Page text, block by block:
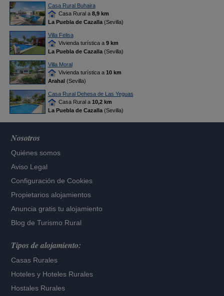
Casa Rural Buhaira
Casa Rural a 8,9 km
La Puebla de Cazalla(Sevilla)
Villa Felisa
Vivienda turística a 9 km
La Puebla de Cazalla(Sevilla)
Villa Moral
Vivienda turística a 10 km
Arahal(Sevilla)
Casa Rural Dehesa de Las Yeguas
Casa Rural a 10,2 km
La Puebla de Cazalla(Sevilla)
Nosotros
Quiénes somos
Aviso Legal
Configuración de Cookies
Propietarios alojamientos
Anuncia gratis tu alojamiento
Blog de Turismo Rural
Tipos de alojamiento:
Casas Rurales
Hoteles y Hoteles Rurales
Hostales Rurales